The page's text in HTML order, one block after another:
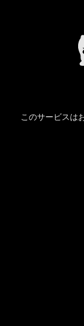
このサービスは